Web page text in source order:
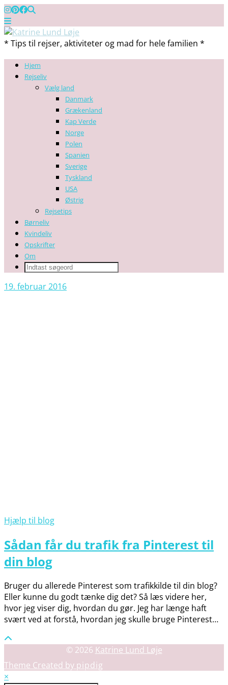
* Tips til rejser, aktiviteter og mad for hele familien *
Hjem
Rejseliv
Vælg land
Danmark
Grækenland
Kap Verde
Norge
Polen
Spanien
Sverige
Tyskland
USA
Østrig
Rejsetips
Børneliv
Kvindeliv
Opskrifter
Om
19. februar 2016
Hjælp til blog
Sådan får du trafik fra Pinterest til
din blog
Bruger du allerede Pinterest som trafikkilde til din blog?
Eller kunne du godt tænke dig det? Så læs videre her,
hvor jeg viser dig, hvordan du gør. Jeg har længe haft
svært ved at forstå, hvordan jeg skulle bruge Pinterest…
© 2026 Katrine Lund Løje
Theme Created by pipdig
×